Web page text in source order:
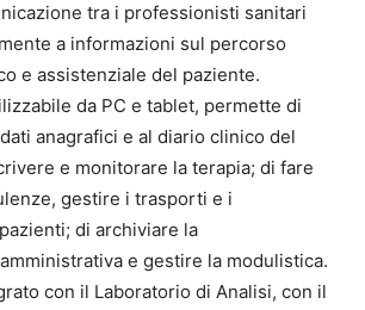
tra i professionisti sanitari
a informazioni sul percorso
e assistenziale del paziente.
da PC e tablet, permette di
anagrafici e al diario clinico del
e monitorare la terapia; di fare
gestire i trasporti e i
di archiviare la
e gestire la modulistica.
con il Laboratorio di Analisi, con il